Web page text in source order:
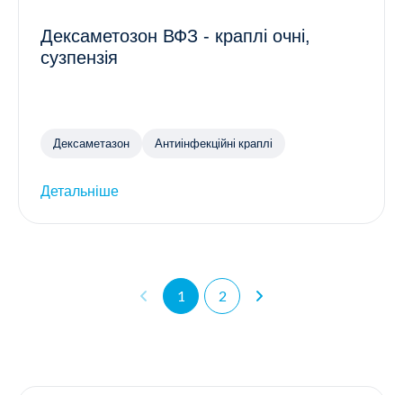
Дексаметозон ВФЗ - краплі очні,
сузпензія
Дексаметазон Антиінфекційні краплі
Детальніше
1 2